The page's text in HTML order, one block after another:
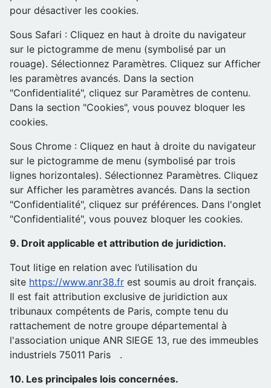
pour désactiver les cookies.
Sous Safari : Cliquez en haut à droite du navigateur
sur le pictogramme de menu (symbolisé par un
rouage). Sélectionnez Paramètres. Cliquez sur Afficher
les paramètres avancés. Dans la section
"Confidentialité", cliquez sur Paramètres de contenu.
Dans la section "Cookies", vous pouvez bloquer les
cookies.
Sous Chrome : Cliquez en haut à droite du navigateur
sur le pictogramme de menu (symbolisé par trois
lignes horizontales). Sélectionnez Paramètres. Cliquez
sur Afficher les paramètres avancés. Dans la section
"Confidentialité", cliquez sur préférences. Dans l'onglet
"Confidentialité", vous pouvez bloquer les cookies.
9. Droit applicable et attribution de juridiction.
Tout litige en relation avec l’utilisation du
site https://www.anr38.fr est soumis au droit français.
Il est fait attribution exclusive de juridiction aux
tribunaux compétents de Paris, compte tenu du
rattachement de notre groupe départemental à
l'association unique ANR SIEGE 13, rue des immeubles
industriels 75011 Paris .
10. Les principales lois concernées.